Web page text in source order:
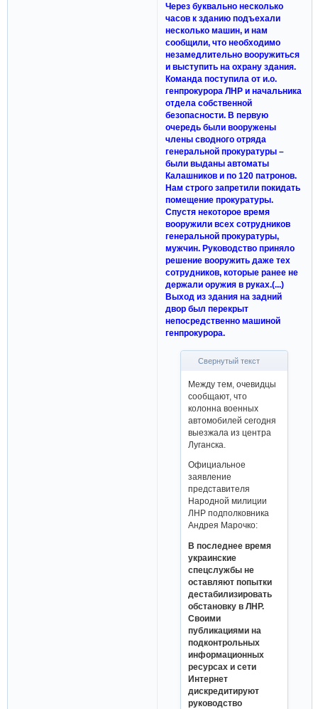
Через буквально несколько
часов к зданию подъехали
несколько машин, и нам
сообщили, что необходимо
незамедлительно вооружиться
и выступить на охрану здания.
Команда поступила от и.о.
генпрокурора ЛНР и начальника
отдела собственной
безопасности. В первую
очередь были вооружены
члены сводного отряда
генеральной прокуратуры –
были выданы автоматы
Калашников и по 120 патронов.
Нам строго запретили покидать
помещение прокуратуры.
Спустя некоторое время
вооружили всех сотрудников
генеральной прокуратуры,
мужчин. Руководство приняло
решение вооружить даже тех
сотрудников, которые ранее не
держали оружия в руках.(...)
Выход из здания на задний
двор был перекрыт
непосредственно машиной
генпрокурора.
Свернутый текст
Между тем, очевидцы
сообщают, что
колонна военных
автомобилей сегодня
выезжала из центра
Луганска.
Официальное
заявление
представителя
Народной милиции
ЛНР подполковника
Андрея Марочко:
В последнее время
украинские
спецслужбы не
оставляют попытки
дестабилизировать
обстановку в ЛНР.
Своими
публикациями на
подконтрольных
информационных
ресурсах и сети
Интернет
дискредитируют
руководство